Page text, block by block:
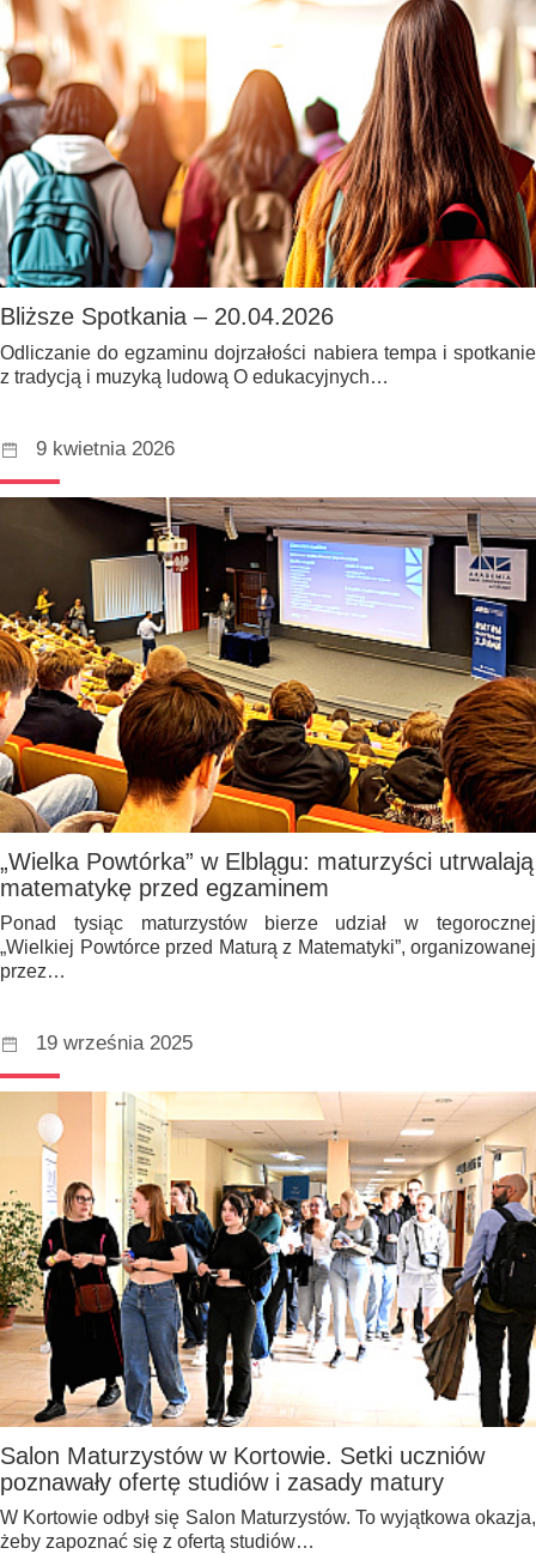
Bliższe Spotkania – 20.04.2026
Odliczanie do egzaminu dojrzałości nabiera tempa i spotkanie
z tradycją i muzyką ludową O edukacyjnych…
9 kwietnia 2026
„Wielka Powtórka” w Elblągu: maturzyści utrwalają
matematykę przed egzaminem
Ponad tysiąc maturzystów bierze udział w tegorocznej
„Wielkiej Powtórce przed Maturą z Matematyki”, organizowanej
przez…
19 września 2025
Salon Maturzystów w Kortowie. Setki uczniów
poznawały ofertę studiów i zasady matury
W Kortowie odbył się Salon Maturzystów. To wyjątkowa okazja,
żeby zapoznać się z ofertą studiów…